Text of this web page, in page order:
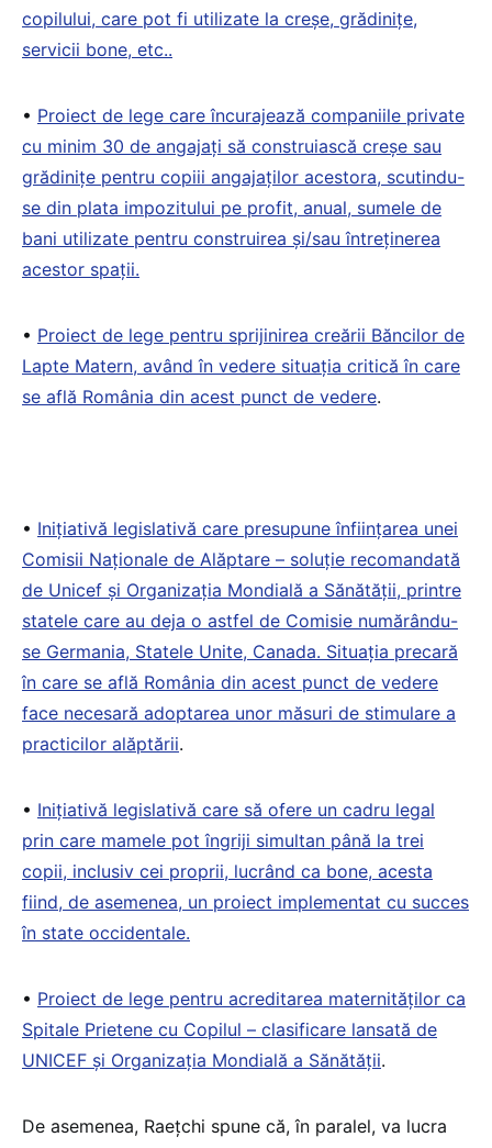
copilului, care pot fi utilizate la creșe, grădinițe,
servicii bone, etc..
• Proiect de lege care încurajează companiile private
cu minim 30 de angajați să construiască creșe sau
grădinițe pentru copiii angajaților acestora, scutindu-
se din plata impozitului pe profit, anual, sumele de
bani utilizate pentru construirea și/sau întreținerea
acestor spații.
• Proiect de lege pentru sprijinirea creării Băncilor de
Lapte Matern, având în vedere situația critică în care
se află România din acest punct de vedere.
• Inițiativă legislativă care presupune înființarea unei
Comisii Naționale de Alăptare – soluție recomandată
de Unicef și Organizația Mondială a Sănătății, printre
statele care au deja o astfel de Comisie numărându-
se Germania, Statele Unite, Canada. Situația precară
în care se află România din acest punct de vedere
face necesară adoptarea unor măsuri de stimulare a
practicilor alăptării.
• Inițiativă legislativă care să ofere un cadru legal
prin care mamele pot îngriji simultan până la trei
copii, inclusiv cei proprii, lucrând ca bone, acesta
fiind, de asemenea, un proiect implementat cu succes
în state occidentale.
• Proiect de lege pentru acreditarea maternităților ca
Spitale Prietene cu Copilul – clasificare lansată de
UNICEF și Organizația Mondială a Sănătății.
De asemenea, Raețchi spune că, în paralel, va lucra